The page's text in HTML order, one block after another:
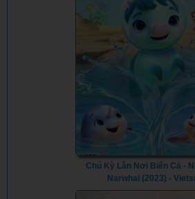
Chú Kỳ Lân Nơi Biển Cả -
Narwhal (2023) -